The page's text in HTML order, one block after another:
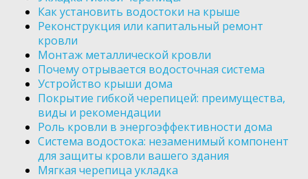
Как установить водостоки на крыше
Реконструкция или капитальный ремонт
кровли
Монтаж металлической кровли
Почему отрывается водосточная система
Устройство крыши дома
Покрытие гибкой черепицей: преимущества,
виды и рекомендации
Роль кровли в энергоэффективности дома
Система водостока: незаменимый компонент
для защиты кровли вашего здания
Мягкая черепица укладка